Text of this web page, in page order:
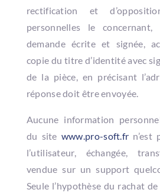
rectification et
personnelles le
demande écrite et signée,
copie du titre d’identité avec
de la pièce, en précisant
réponse doit être envoyée.
Aucune information
du site www.pro-soft.fr n’est
l’utilisateur, échangée,
vendue sur un support
Seule l’hypothèse du rachat